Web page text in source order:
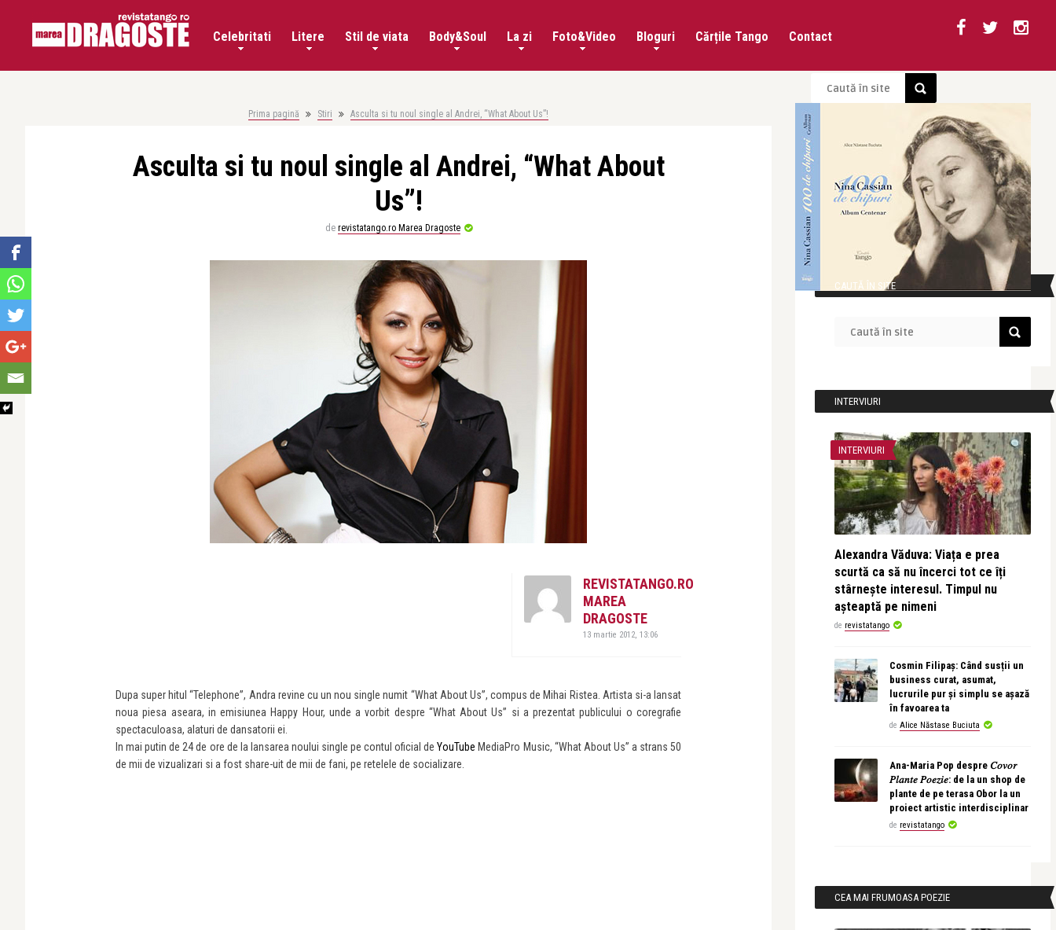
Celebritati Litere Stil de viata Body&Soul La zi Foto&Video Bloguri Cărțile Tango Contact
Prima pagină Stiri Asculta si tu noul single al Andrei, “What About Us”!
Asculta si tu noul single al Andrei, “What About
Us”!
de revistatango.ro Marea Dragoste
REVISTATANGO.RO
MAREA
DRAGOSTE
13 martie 2012, 13:06
Dupa super hitul “Telephone”, Andra revine cu un nou single numit “What About Us”, compus de Mihai Ristea. Artista si-a lansat
noua piesa aseara, in emisiunea Happy Hour, unde a vorbit despre “What About Us” si a prezentat publicului o coregrafie
spectaculoasa, alaturi de dansatorii ei.
In mai putin de 24 de ore de la lansarea noului single pe contul oficial deYouTube MediaPro Music, “What About Us” a strans 50
de mii de vizualizari si a fost share-uit de mii de fani, pe retelele de socializare.
CAUTĂ ÎN SITE
INTERVIURI
INTERVIURI
Alexandra Văduva: Viața e prea
scurtă ca să nu încerci tot ce îți
stârnește interesul. Timpul nu
așteaptă pe nimeni
de revistatango
Cosmin Filipaș: Când susții un
business curat, asumat,
lucrurile pur și simplu se așază
în favoarea ta
de Alice Năstase Buciuta
Ana-Maria Pop despre 𝐶𝑜𝑣𝑜𝑟
𝑃𝑙𝑎𝑛𝑡𝑒 𝑃𝑜𝑒𝑧𝑖𝑒: de la un shop de
plante de pe terasa Obor la un
proiect artistic interdisciplinar
de revistatango
CEA MAI FRUMOASA POEZIE